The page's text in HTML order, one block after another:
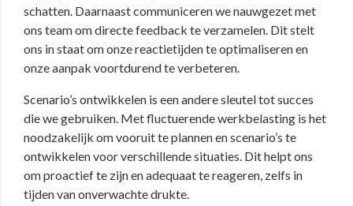
schatten. Daarnaast communiceren we nauwgezet met
ons team om directe feedback te verzamelen. Dit stelt
ons in staat om onze reactietijden te optimaliseren en
onze aanpak voortdurend te verbeteren.
Scenario’s ontwikkelen is een andere sleutel tot succes
die we gebruiken. Met fluctuerende werkbelasting is het
noodzakelijk om vooruit te plannen en scenario’s te
ontwikkelen voor verschillende situaties. Dit helpt ons
om proactief te zijn en adequaat te reageren, zelfs in
tijden van onverwachte drukte.